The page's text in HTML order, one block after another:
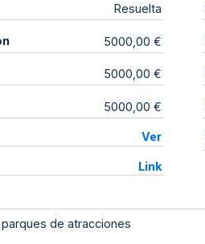
Resuelta
5000,00 €
5000,00 €
5000,00 €
Ver
Link
de atracciones